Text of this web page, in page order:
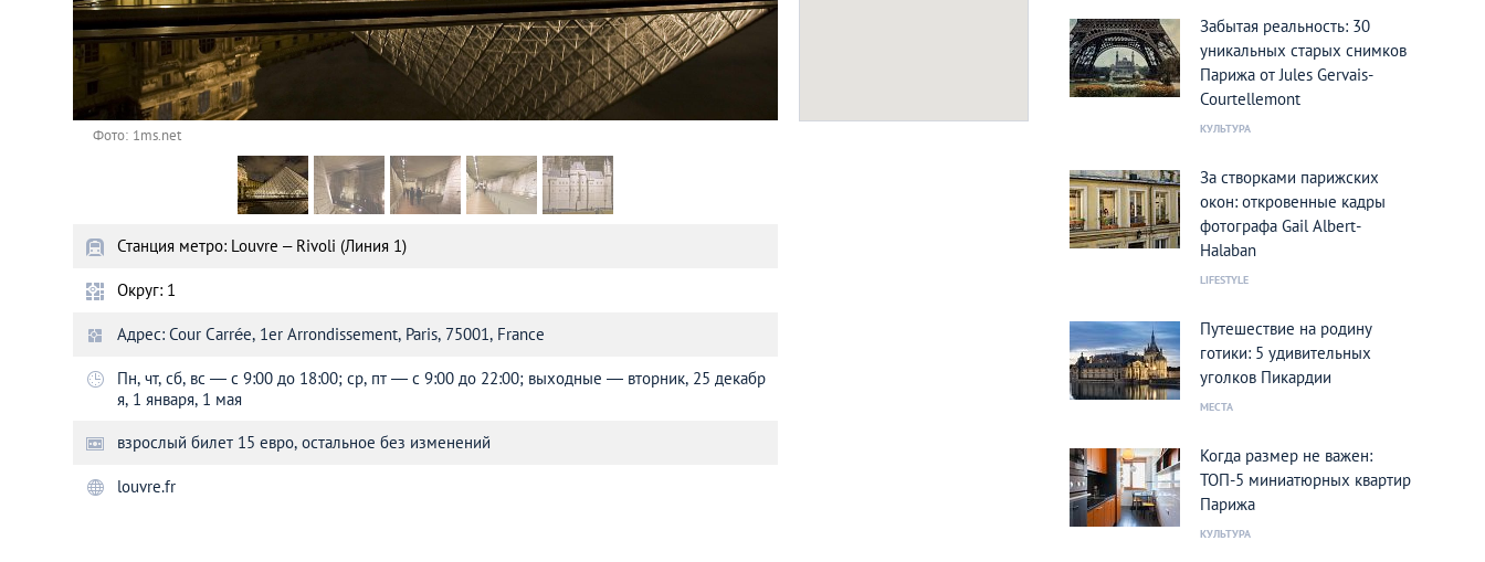
Лос-Анджелес
Москва
Паттайя
Пхукет
Фото: 1ms.net
Станция метро: Louvre – Rivoli (Линия 1)
Округ: 1
Адрес: Cour Carrée, 1er Arrondissement, Paris, 75001, France
Пн, чт, сб, вс ― с 9:00 до 18:00; ср, пт ― с 9:00 до 22:00; выходные ― вторник, 25 декабр
я, 1 января, 1 мая
взрослый билет 15 евро, остальное без изменений
louvre.fr
Забытая реальность: 30
уникальных старых снимков
Парижа от Jules Gervais-
Courtellemont
КУЛЬТУРА
За створками парижских
окон: откровенные кадры
фотографа Gail Albert-
Halaban
LIFESTYLE
Путешествие на родину
готики: 5 удивительных
уголков Пикардии
МЕСТА
Когда размер не важен:
ТОП-5 миниатюрных квартир
Парижа
КУЛЬТУРА